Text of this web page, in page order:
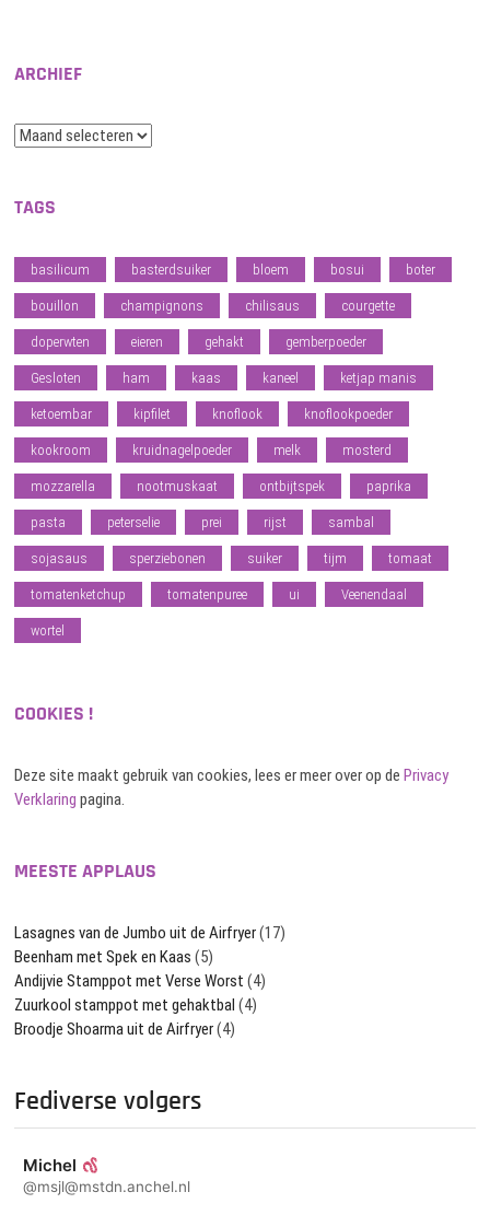
ARCHIEF
Archief
TAGS
basilicum basterdsuiker bloem bosui boter
bouillon champignons chilisaus courgette
doperwten eieren gehakt gemberpoeder
Gesloten ham kaas kaneel ketjap manis
ketoembar kipfilet knoflook knoflookpoeder
kookroom kruidnagelpoeder melk mosterd
mozzarella nootmuskaat ontbijtspek paprika
pasta peterselie prei rijst sambal
sojasaus sperziebonen suiker tijm tomaat
tomatenketchup tomatenpuree ui Veenendaal
wortel
COOKIES !
Deze site maakt gebruik van cookies, lees er meer over op dePrivacy
Verklaring pagina.
MEESTE APPLAUS
Lasagnes van de Jumbo uit de Airfryer(17)
Beenham met Spek en Kaas (5)
Andijvie Stamppot met Verse Worst (4)
Zuurkool stamppot met gehaktbal (4)
Broodje Shoarma uit de Airfryer(4)
Fediverse volgers
Michel
@msjl@mstdn.anchel.nl